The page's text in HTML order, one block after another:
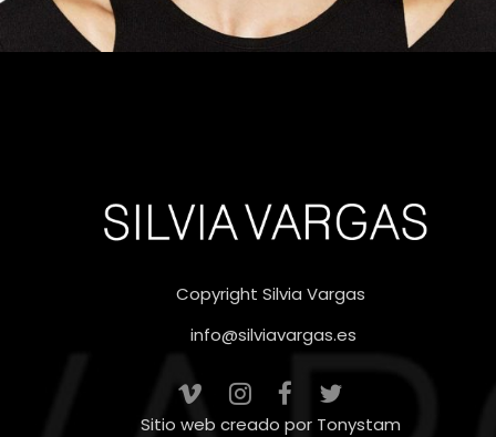
Copyright Silvia Vargas
info@silviavargas.es
Sitio web creado porTonystam